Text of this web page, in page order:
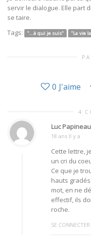
servir le dialogue. Elle part
se taire.
Tags:
"...à qui je suis" "La vie
0 J'aime
4
Luc Papineau
18 ans Il y a
Cette lettre,
un cri du
Ce que je
hauts
mot, en ne
effectif, ils
roche.
SE